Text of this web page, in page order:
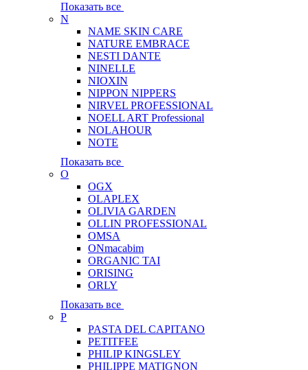
Показать все
N
NAME SKIN CARE
NATURE EMBRACE
NESTI DANTE
NINELLE
NIOXIN
NIPPON NIPPERS
NIRVEL PROFESSIONAL
NOELL ART Professional
NOLAHOUR
NOTE
Показать все
O
OGX
OLAPLEX
OLIVIA GARDEN
OLLIN PROFESSIONAL
OMSA
ONmacabim
ORGANIC TAI
ORISING
ORLY
Показать все
P
PASTA DEL CAPITANO
PETITFEE
PHILIP KINGSLEY
PHILIPPE MATIGNON